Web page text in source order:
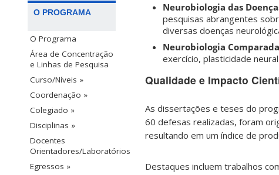
O PROGRAMA
O Programa
Área de Concentração
e Linhas de Pesquisa
Curso/Níveis »
Coordenação »
Colegiado »
Disciplinas »
Docentes
Orientadores/Laboratórios
Egressos »
Neurobiologia das
pesquisas abrangentes
diversas doenças
Neurobiologia
exercício, plasticidade
Qualidade e Impacto
As dissertações e teses do
60 defesas realizadas, foram
resultando em um índice de
Destaques incluem trabalhos